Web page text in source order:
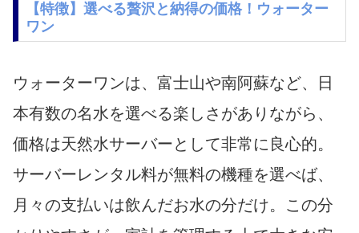
【特徴】選べる贅沢と納得の価格！ウォーター
ワン
ウォーターワンは、富士山や南阿蘇など、日
本有数の名水を選べる楽しさがありながら、
価格は天然水サーバーとして非常に良心的。
サーバーレンタル料が無料の機種を選べば、
月々の支払いは飲んだお水の分だけ。この分